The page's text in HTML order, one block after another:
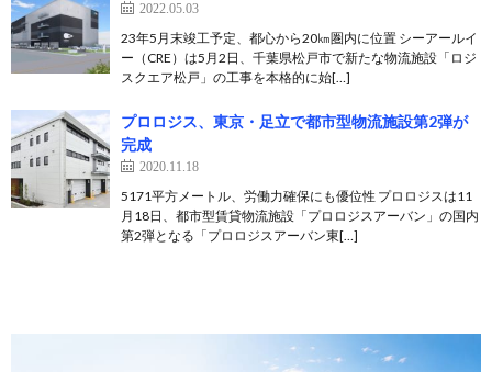
2022.05.03
23年5月末竣工予定、都心から20㎞圏内に位置 シーアールイ
ー（CRE）は5月2日、千葉県松戸市で新たな物流施設「ロジ
スクエア松戸」の工事を本格的に始[…]
プロロジス、東京・足立で都市型物流施設第2弾が
完成
2020.11.18
5171平方メートル、労働力確保にも優位性 プロロジスは11
月18日、都市型賃貸物流施設「プロロジスアーバン」の国内
第2弾となる「プロロジスアーバン東[…]